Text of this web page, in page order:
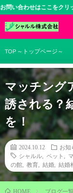
ここをクリック！
TOP ～トップページ～
マッチング
誘される？
を！
2024.10.12
お知
シャルル
ペット
の館
教育 結婚 結婚
HOME ブログ一覧